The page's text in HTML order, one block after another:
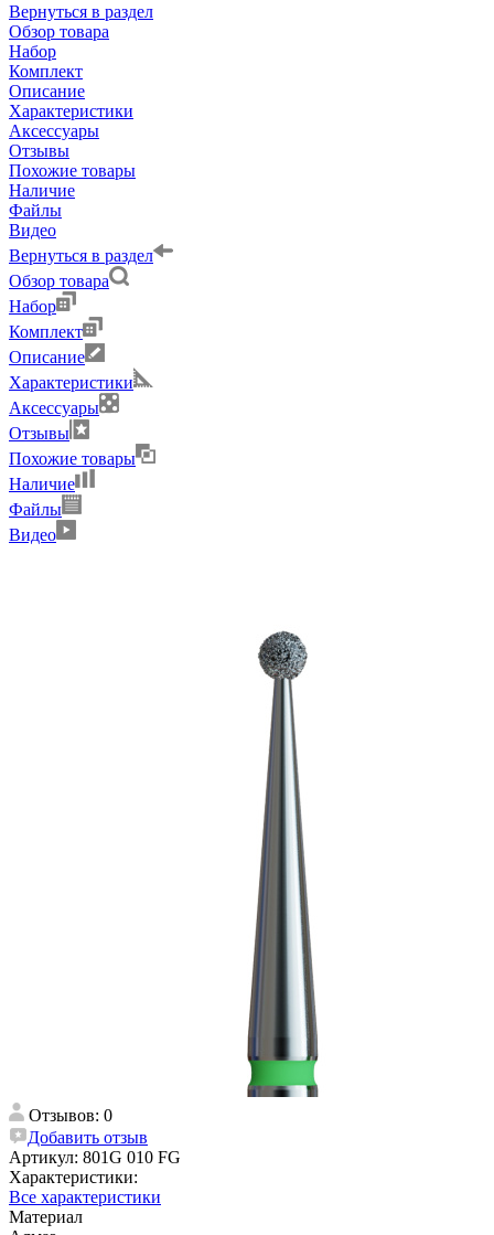
Вернуться в раздел
Обзор товара
Набор
Комплект
Описание
Характеристики
Аксессуары
Отзывы
Похожие товары
Наличие
Файлы
Видео
Вернуться в раздел
Обзор товара
Набор
Комплект
Описание
Характеристики
Аксессуары
Отзывы
Похожие товары
Наличие
Файлы
Видео
Отзывов: 0
Добавить отзыв
Артикул: 801G 010 FG
Характеристики:
Все характеристики
Материал